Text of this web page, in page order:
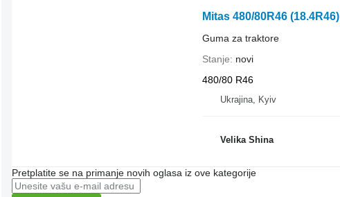
Mitas 480/80R46 (18.4R46)
Guma za traktore
Stanje
novi
480/80 R46
Ukrajina, Kyiv
Velika Shina
Pretplatite se na primanje novih oglasa iz ove kategorije